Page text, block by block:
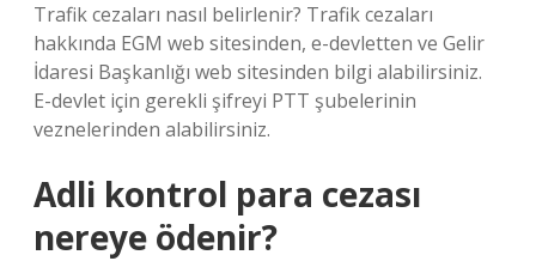
Trafik cezaları nasıl belirlenir? Trafik cezaları
hakkında EGM web sitesinden, e-devletten ve Gelir
İdaresi Başkanlığı web sitesinden bilgi alabilirsiniz.
E-devlet için gerekli şifreyi PTT şubelerinin
veznelerinden alabilirsiniz.
Adli kontrol para cezası
nereye ödenir?